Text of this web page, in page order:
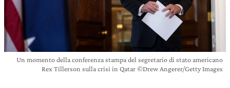
Un momento della conferenza stampa del segretario di stato americano
Rex Tillerson sulla crisi in Qatar ©Drew Angerer/Getty Images